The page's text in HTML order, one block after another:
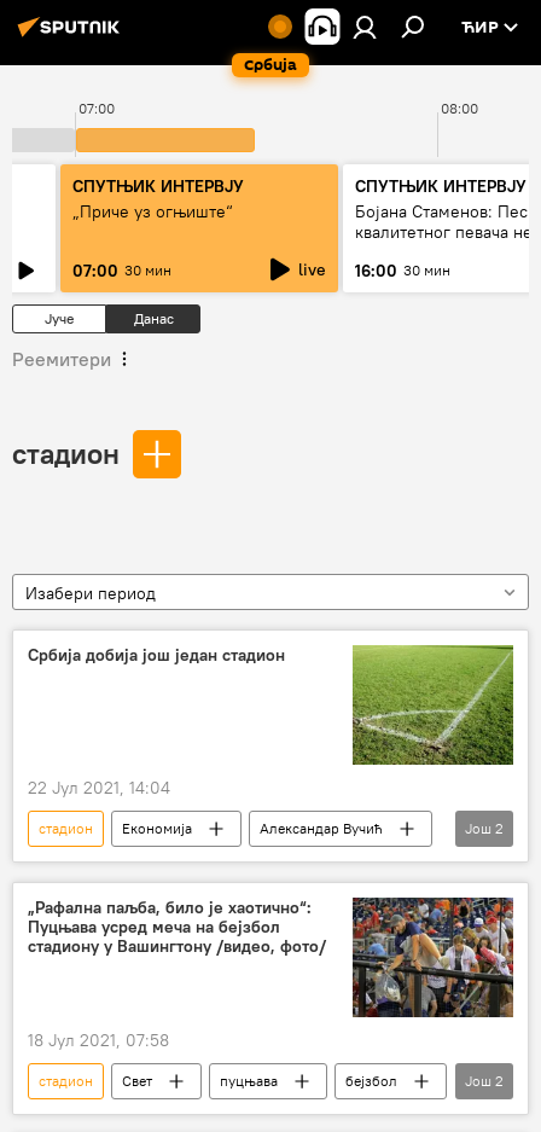
Србија
ЋИР
07:00 08:00
СПУТЊИК ИНТЕРВЈУ
„Приче уз огњиште“
07:00 30 мин live
СПУТЊИК ИНТЕРВЈУ
Бојана Стаменов:
квалитетног певача
16:00 30 мин
Јуче Данас
Реемитери
стадион
Изабери период
Србија добија још један стадион
22 Јул 2021, 14:04
стадион Економија
Александар Вучић
Крагујевац
Србија
Још 2
„Рафална паљба, било је хаотично“:
Пуцњава усред меча на бејзбол
стадиону у Вашингтону /видео, фото/
18 Јул 2021, 07:58
стадион Свет пуцњава
бејзбол
Вашингтон
Америка
Још 2